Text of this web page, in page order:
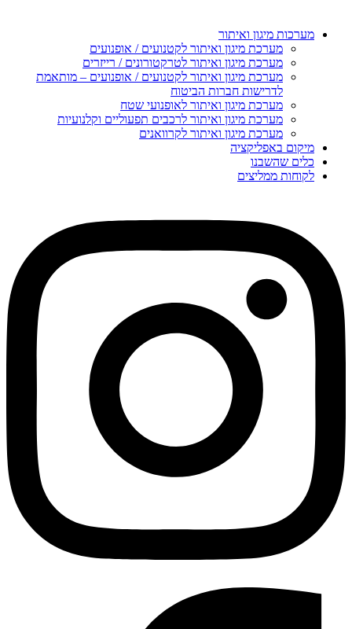
מערכות מיגון ואיתור
מערכת מיגון ואיתור לקטנועים / אופנועים
מערכת מיגון ואיתור לטרקטורונים / רייזרים
מערכת מיגון ואיתור לקטנועים / אופנועים – מותאמת
לדרישות חברות הביטוח
מערכת מיגון ואיתור לאופנועי שטח
מערכת מיגון ואיתור לרכבים תפעוליים וקלנועיות
מערכת מיגון ואיתור לקרוואנים
מיקום באפליקציה
כלים שהשבנו
לקוחות ממליצים